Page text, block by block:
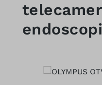
Salta la galleria di